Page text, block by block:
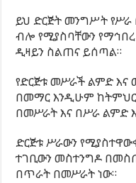
ይህ ድርጅት መንግሥት
ብሎ የሚያስባቸውን
ዲዛይን ስልጠና ይሰጣል።
የድርጅቱ መሥራች ልምድ
በመማር እንዲሁም
በመሥራት እና በሥራ ልምድ
ድርጅቱ ሥራውን
ተገቢውን መስተንግዶ
በጥራት በመሥራት ነው።